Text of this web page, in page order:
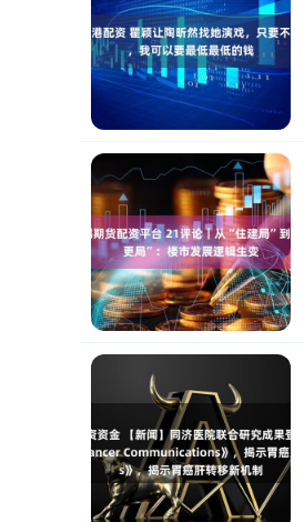
1.02% 深证成指